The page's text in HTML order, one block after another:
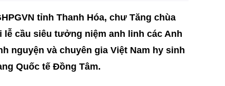
tỉnh Thanh Hóa, chư Tăng chùa
cầu siêu tưởng niệm anh linh các Anh
nguyện và chuyên gia Việt Nam hy sinh
Quốc tế Đồng Tâm.
2570
VII,